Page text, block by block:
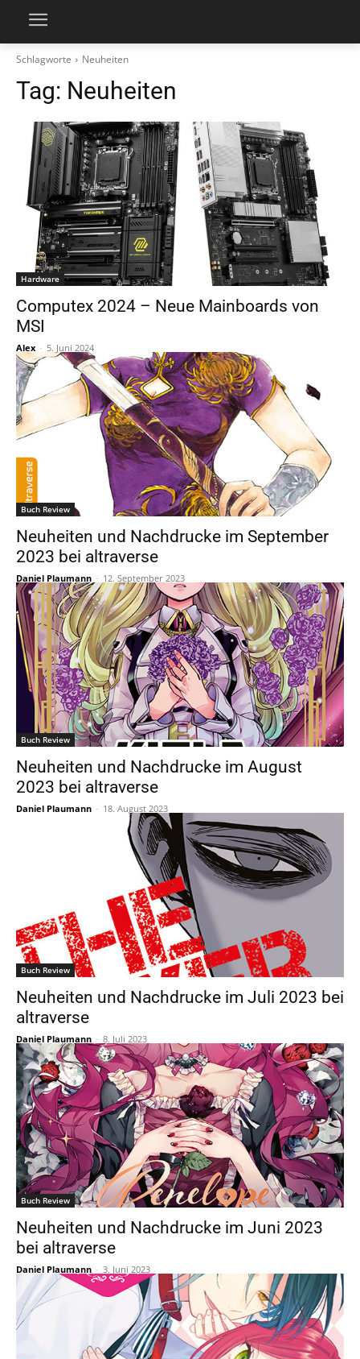
Schlagworte Neuheiten
Tag: Neuheiten
Hardware
Computex 2024 – Neue Mainboards von
MSI
Alex - 5. Juni 2024
Buch Review
Neuheiten und Nachdrucke im September
2023 bei altraverse
Daniel Plaumann - 12. September 2023
Buch Review
Neuheiten und Nachdrucke im August
2023 bei altraverse
Daniel Plaumann - 18. August 2023
Buch Review
Neuheiten und Nachdrucke im Juli 2023 bei
altraverse
Daniel Plaumann - 8. Juli 2023
Buch Review
Neuheiten und Nachdrucke im Juni 2023
bei altraverse
Daniel Plaumann - 3. Juni 2023